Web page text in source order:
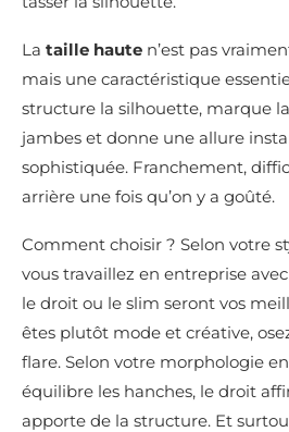
La taille haute n’est pas
mais une caractéristique
structure la silhouette, marque
jambes et donne une allure
sophistiquée. Franchement,
arrière une fois qu’on y a goûté.
Comment choisir ? Selon votre
vous travaillez en entreprise
le droit ou le slim seront vos
êtes plutôt mode et créative,
flare. Selon votre morphologie
équilibre les hanches, le droit
apporte de la structure. Et